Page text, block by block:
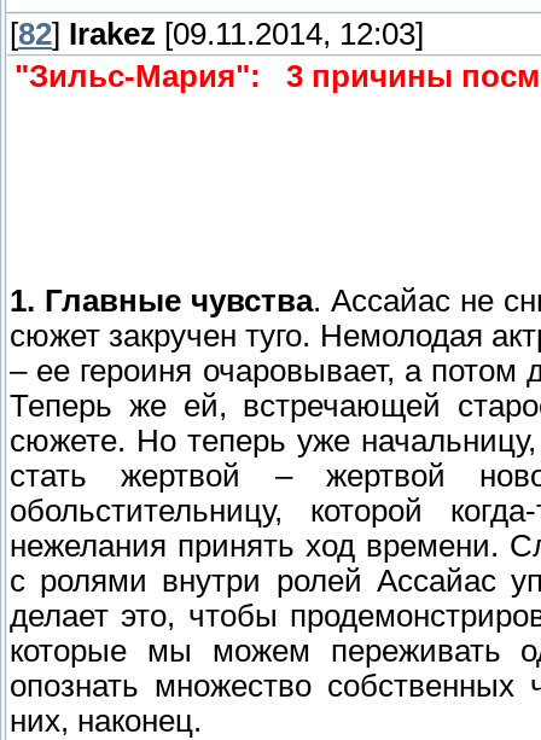
[82] Irakez [09.11.2014, 12:03]
"Зильс-Мария":
3 причины
1. Главные чувства. Ассайас не
сюжет закручен туго. Немолодая
– ее героиня очаровывает, а
Теперь же ей, встречающей
сюжете. Но теперь уже
стать жертвой – жертвой
обольстительницу, которой
нежелания принять ход времени.
с ролями внутри ролей Ассайас
делает это, чтобы
которые мы можем переживать
опознать множество
них, наконец.